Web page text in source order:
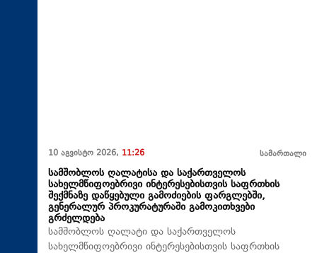
10 აგვისტო 2026, 11:26 სამართალი
სამშობლოს ღალატისა და საქართველოს
სახელმწიფოებრივი ინტერესებისთვის საფრთხის
შექმნაზე დაწყებული გამოძიების ფარგლებში,
გენერალურ პროკურატურაში გამოკითხვები
გრძელდება
სამშობლოს ღალატი და საქართველოს
სახელმწიფოებრივი ინტერესებისთვის საფრთხის